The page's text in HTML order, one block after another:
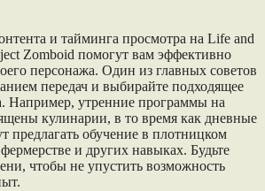
и тайминга просмотра на Life and
Zomboid помогут вам эффективно
персонажа. Один из главных советов
передач и выбирайте подходящее
Например, утренние программы на
кулинарии, в то время как дневные
предлагать обучение в плотницком
и других навыках. Будьте
чтобы не упустить возможность